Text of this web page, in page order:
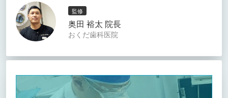
監修
奥田 裕太 院長
おくだ歯科医院